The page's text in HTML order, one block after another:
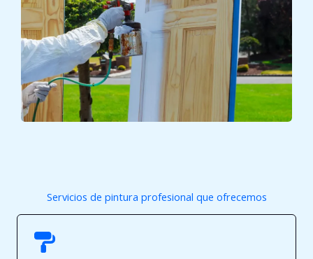
Servicios de pintura profesional que ofrecemos